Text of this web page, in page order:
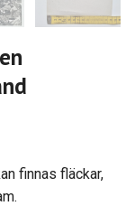
finnas fläckar,